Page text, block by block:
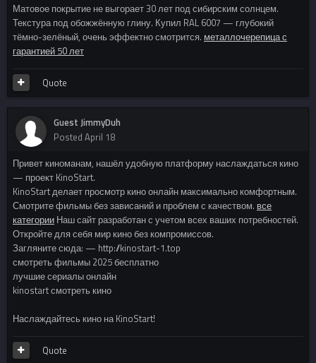
Матовое покрытие не выгорает 30 лет под сибирским солнцем.
Текстура под обожжённую глину. Купил RAL 6007 — глубокий
тёмно-зелёный, очень эффектно смотрится. металлочерепица с
гарантией 50 лет
Quote
Guest JimmyDuh
Posted April 18
Привет киноманам, нашёл удобную платформу наслаждаться кино
— проект KinoStart.
KinoStart делает просмотр кино онлайн максимально комфортным.
Смотрите фильмы без зависаний и проблем с качеством. все
категории Наш сайт разработан с учетом всех ваших потребностей.
Откройте для себя мир кино без компромиссов.
Загляните сюда: — http://kinostart-1.top
смотреть фильмы 2025 бесплатно
лучшие сериалы онлайн
kinostart смотреть кино
Наслаждайтесь кино на KinoStart!
Quote